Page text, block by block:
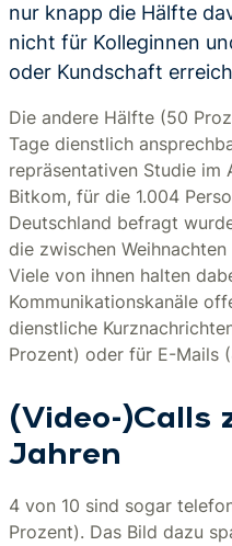
nur knapp die Hälfte
nicht für Kolleginnen
oder Kundschaft
Die andere Hälfte (50
Tage dienstlich
repräsentativen Studie im
Bitkom, für die 1.004
Deutschland befragt
die zwischen
Viele von ihnen halten
Kommunikationskanäle
dienstliche
Prozent) oder für E-Mails
(Video-)Calls
Jahren
4 von 10 sind sogar
Prozent). Das Bild dazu